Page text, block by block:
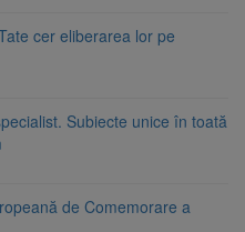
cer eliberarea lor pe
Subiecte unice în toată
de Comemorare a